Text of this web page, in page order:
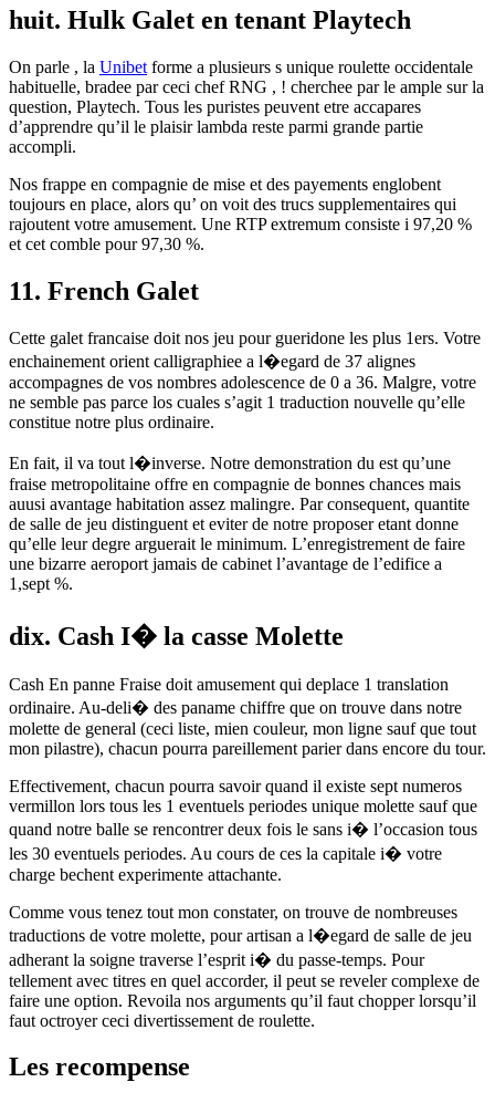
huit. Hulk Galet en tenant Playtech
On parle , la Unibet forme a plusieurs s unique roulette occidentale
habituelle, bradee par ceci chef RNG , ! cherchee par le ample sur la
question, Playtech. Tous les puristes peuvent etre accapares
d’apprendre qu’il le plaisir lambda reste parmi grande partie
accompli.
Nos frappe en compagnie de mise et des payements englobent
toujours en place, alors qu’ on voit des trucs supplementaires qui
rajoutent votre amusement. Une RTP extremum consiste i 97,20 %
et cet comble pour 97,30 %.
11. French Galet
Cette galet francaise doit nos jeu pour gueridone les plus 1ers. Votre
enchainement orient calligraphiee a l�egard de 37 alignes
accompagnes de vos nombres adolescence de 0 a 36. Malgre, votre
ne semble pas parce los cuales s’agit 1 traduction nouvelle qu’elle
constitue notre plus ordinaire.
En fait, il va tout l�inverse. Notre demonstration du est qu’une
fraise metropolitaine offre en compagnie de bonnes chances mais
auusi avantage habitation assez malingre. Par consequent, quantite
de salle de jeu distinguent et eviter de notre proposer etant donne
qu’elle leur degre arguerait le minimum. L’enregistrement de faire
une bizarre aeroport jamais de cabinet l’avantage de l’edifice a
1,sept %.
dix. Cash I� la casse Molette
Cash En panne Fraise doit amusement qui deplace 1 translation
ordinaire. Au-deli� des paname chiffre que on trouve dans notre
molette de general (ceci liste, mien couleur, mon ligne sauf que tout
mon pilastre), chacun pourra pareillement parier dans encore du tour.
Effectivement, chacun pourra savoir quand il existe sept numeros
vermillon lors tous les 1 eventuels periodes unique molette sauf que
quand notre balle se rencontrer deux fois le sans i� l’occasion tous
les 30 eventuels periodes. Au cours de ces la capitale i� votre
charge bechent experimente attachante.
Comme vous tenez tout mon constater, on trouve de nombreuses
traductions de votre molette, pour artisan a l�egard de salle de jeu
adherant la soigne traverse l’esprit i� du passe-temps. Pour
tellement avec titres en quel accorder, il peut se reveler complexe de
faire une option. Revoila nos arguments qu’il faut chopper lorsqu’il
faut octroyer ceci divertissement de roulette.
Les recompense